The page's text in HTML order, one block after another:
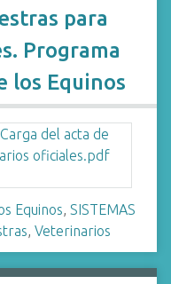
para
Programa
los Equinos
Equinos, SISTEMAS
, Veterinarios